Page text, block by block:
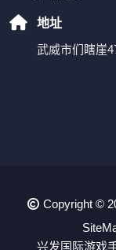
地址
武威市们瞎崖
Copyright ©
兴发国际游戏